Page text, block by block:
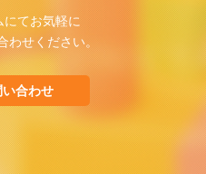
てお気軽に
わせください。
い合わせ